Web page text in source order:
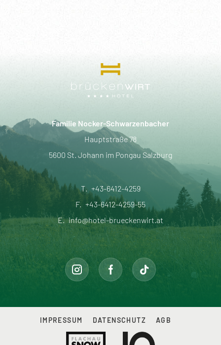
Familie Nocker-Schwarzenbacher
Hauptstraße 78
5600 St. Johann im Pongau Salzburg
T. +43-6412-4259
F. +43-6412-4259-55
E. info@hotel-brueckenwirt.at
IMPRESSUM DATENSCHUTZ AGB